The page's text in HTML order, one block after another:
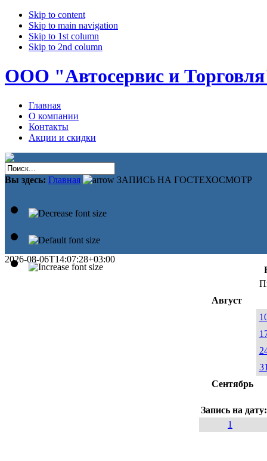
Skip to content
Skip to main navigation
Skip to 1st column
Skip to 2nd column
ООО "Автосервис и
Главная
О компании
Контакты
Акции и скидки
Вы здесь: Главная ЗАПИСЬ НА ГОСТЕХОСМОТР
2026-08-06T14:07:28+03:00
Август
Сентябрь
Запись на
1